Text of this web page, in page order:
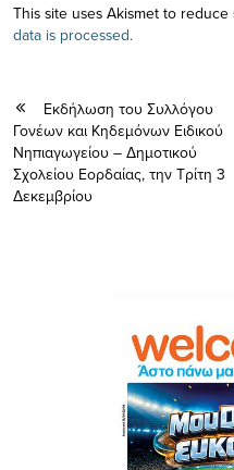
This site uses Akismet to reduce
data is processed.
Εκδήλωση του Συλλόγου
Γονέων και Κηδεμόνων Ειδικού
Νηπιαγωγείου – Δημοτικού
Σχολείου Εορδαίας, την Τρίτη 3
Δεκεμβρίου